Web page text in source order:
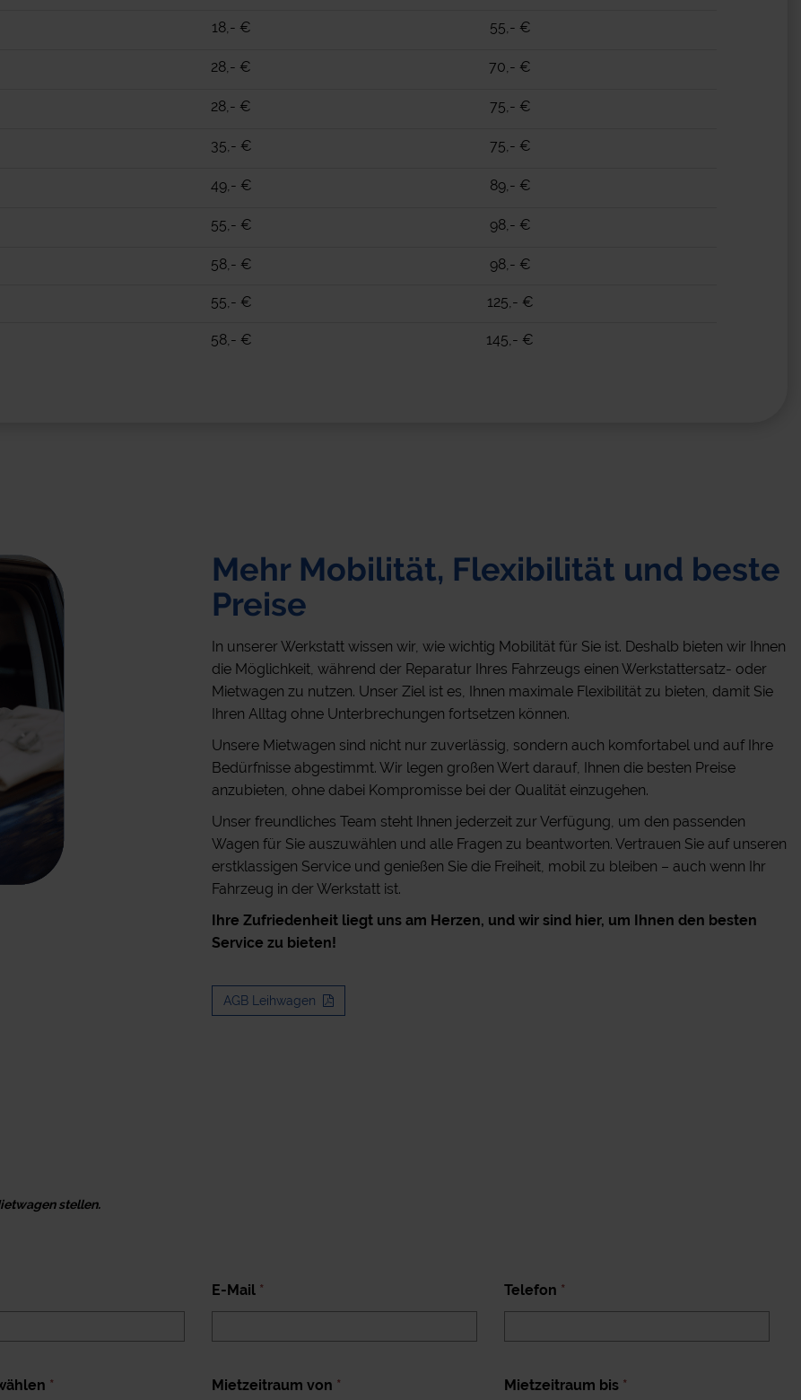
18,- € 55,- €
28,- € 70,- €
28,- € 75,- €
35,- € 75,- €
49,- € 89,- €
55,- € 98,- €
58,- € 98,- €
55,- € 125,- €
58,- € 145,- €
Mehr Mobilität, Flexibilität und beste
Preise
In unserer Werkstatt wissen wir, wie wichtig Mobilität für Sie ist. Deshalb bieten wir Ihnen
die Möglichkeit, während der Reparatur Ihres Fahrzeugs einen Werkstattersatz- oder
Mietwagen zu nutzen. Unser Ziel ist es, Ihnen maximale Flexibilität zu bieten, damit Sie
Ihren Alltag ohne Unterbrechungen fortsetzen können.
Unsere Mietwagen sind nicht nur zuverlässig, sondern auch komfortabel und auf Ihre
Bedürfnisse abgestimmt. Wir legen großen Wert darauf, Ihnen die besten Preise
anzubieten, ohne dabei Kompromisse bei der Qualität einzugehen.
Unser freundliches Team steht Ihnen jederzeit zur Verfügung, um den passenden
Wagen für Sie auszuwählen und alle Fragen zu beantworten. Vertrauen Sie auf unseren
erstklassigen Service und genießen Sie die Freiheit, mobil zu bleiben – auch wenn Ihr
Fahrzeug in der Werkstatt ist.
Ihre Zufriedenheit liegt uns am Herzen, und wir sind hier, um Ihnen den besten
Service zu bieten!
AGB Leihwagen
stellen.
E-Mail * Telefon *
* Mietzeitraum von * Mietzeitraum bis *